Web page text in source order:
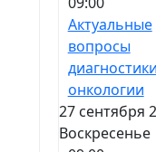
Актуальные
вопросы
онкологии
27 сентября
Воскресенье